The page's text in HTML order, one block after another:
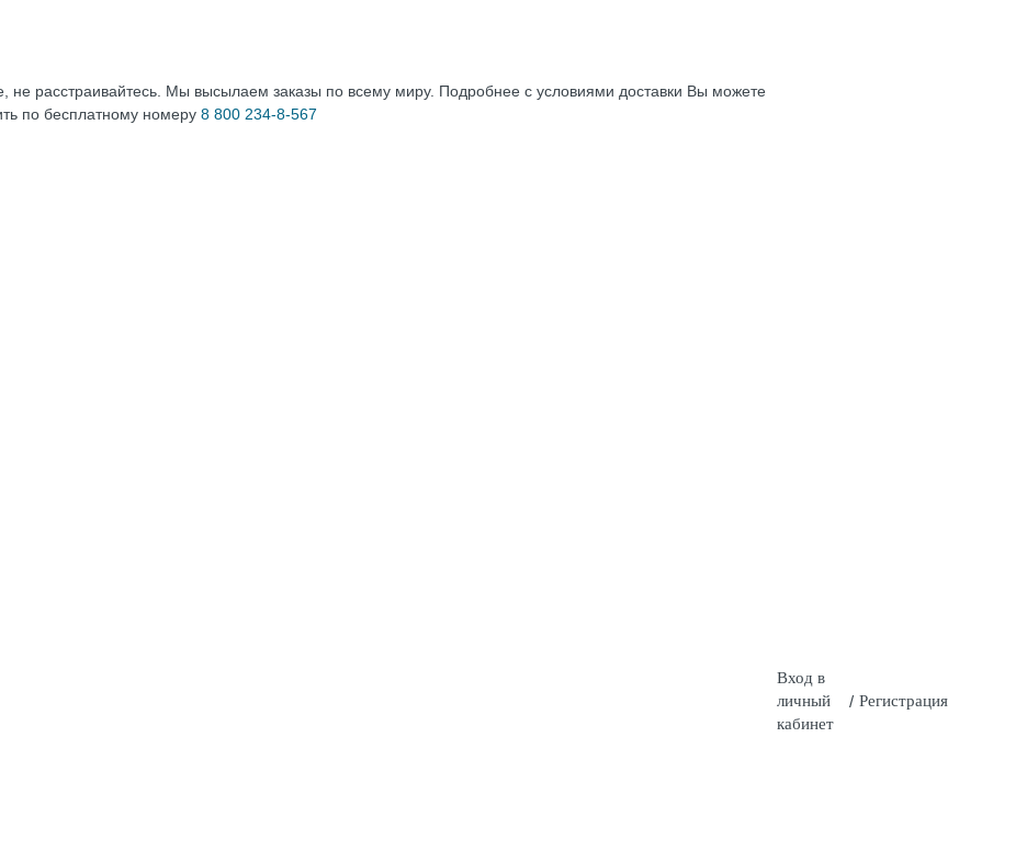
не расстраивайтесь. Мы высылаем заказы по всему миру. Подробнее с условиями доставки Вы можете
по бесплатному номеру 8 800 234-8-567
Вход в
личный
кабинет
/ Регистрация